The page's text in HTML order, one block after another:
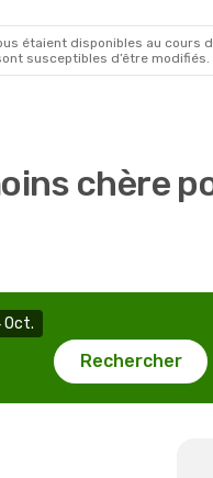
étaient disponibles au cours
susceptibles d’être modifiés.
chère
Oct.
Rechercher